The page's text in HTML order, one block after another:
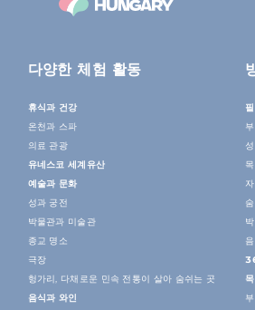
다양한 체험 활동
휴식과 건강
온천과 스파
의료 관광
유네스코 세계유산
예술과 문화
성과 궁전
박물관과 미술관
종교 명소
극장
헝가리, 다채로운 민속 전통이 살아 숨쉬는 곳
음식과 와인